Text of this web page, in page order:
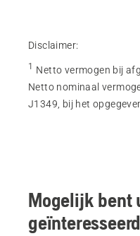
Disclaimer:
1 Netto vermogen bij
Netto nominaal
J1349, bij het
Mogelijk bent